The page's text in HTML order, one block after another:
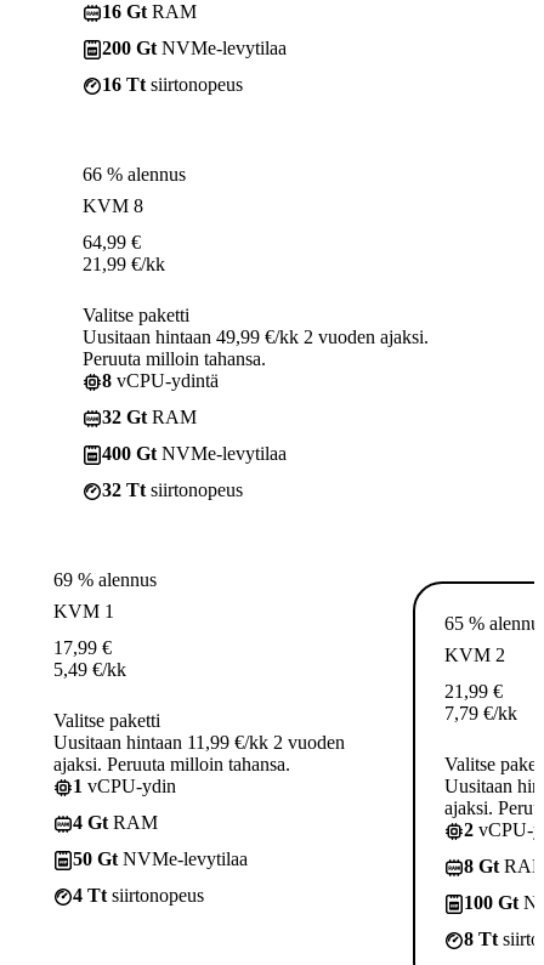
16 Gt RAM
200 Gt NVMe-levytilaa
16 Tt siirtonopeus
66 % alennus
KVM 8
64,99 €
21,99 €/kk
Valitse paketti
Uusitaan hintaan 49,99 €/kk 2 vuoden ajaksi.
Peruuta milloin tahansa.
8 vCPU-ydintä
32 Gt RAM
400 Gt NVMe-levytilaa
32 Tt siirtonopeus
69 % alennus
KVM 1
17,99 €
5,49 €/kk
Valitse paketti
Uusitaan hintaan 11,99 €/kk 2 vuoden
ajaksi. Peruuta milloin tahansa.
1 vCPU-ydin
4 Gt RAM
50 Gt NVMe-levytilaa
4 Tt siirtonopeus
65 %
KVM 2
21,99 €
7,79 €/kk
Valitse
Uusitaan
ajaksi.
2 vCPU-
8 Gt
100 Gt
8 Tt